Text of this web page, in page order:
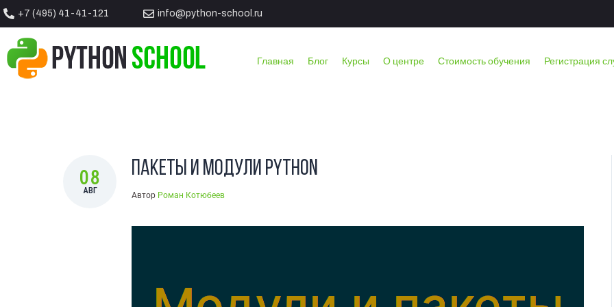
+7 (495) 41-41-121 info@python-school.ru
Главная Блог Курсы О центре Стоимость обучения Регистрация
08
АВГ
Пакеты и модули Python
Автор Роман Котюбеев